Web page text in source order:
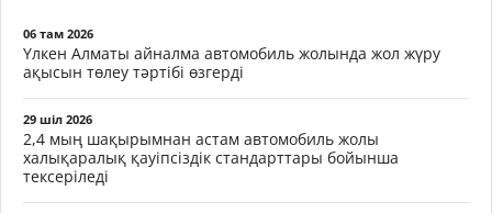
06 там 2026
Үлкен Алматы айналма автомобиль жолында жол жүру
ақысын төлеу тәртібі өзгерді
29 шіл 2026
2,4 мың шақырымнан астам автомобиль жолы
халықаралық қауіпсіздік стандарттары бойынша
тексеріледі